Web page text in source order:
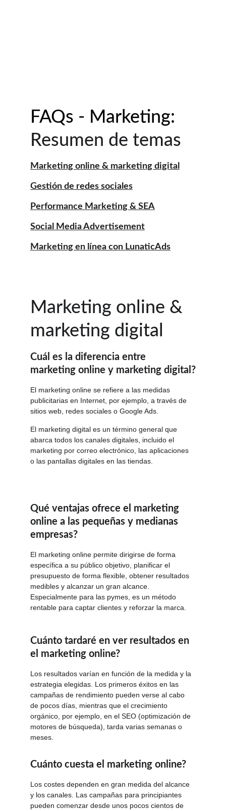
FAQs - Marketing:
Resumen de temas
Marketing online & marketing digital
Gestión de redes sociales
Performance Marketing & SEA
Social Media Advertisement
Marketing en línea con LunaticAds
Cuál es la diferencia entre
marketing online y marketing digital?
El marketing online se refiere a las medidas
publicitarias en Internet, por ejemplo, a través de
sitios web, redes sociales o Google Ads.
El marketing digital es un término general que
abarca todos los canales digitales, incluido el
marketing por correo electrónico, las aplicaciones
o las pantallas digitales en las tiendas.
Qué ventajas ofrece el marketing
online a las pequeñas y medianas
empresas?
El marketing online permite dirigirse de forma
específica a su público objetivo, planificar el
presupuesto de forma flexible, obtener resultados
medibles y alcanzar un gran alcance.
Especialmente para las pymes, es un método
rentable para captar clientes y reforzar la marca.
Cuánto tardaré en ver resultados en
el marketing online?
Los resultados varían en función de la medida y la
estrategia elegidas. Los primeros éxitos en las
campañas de rendimiento pueden verse al cabo
de pocos días, mientras que el crecimiento
orgánico, por ejemplo, en el SEO (optimización de
motores de búsqueda), tarda varias semanas o
meses.
Cuánto cuesta el marketing online?
Los costes dependen en gran medida del alcance
y los canales. Las campañas para principiantes
pueden comenzar desde unos pocos cientos de
Marketing online &
marketing digital